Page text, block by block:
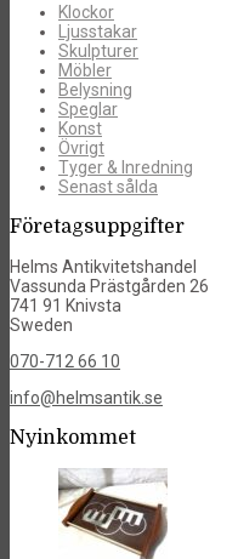
Klockor
Ljusstakar
Skulpturer
Möbler
Belysning
Speglar
Konst
Övrigt
Tyger & Inredning
Senast sålda
Företagsuppgifter
Helms Antikvitetshandel
Vassunda Prästgården 26
741 91 Knivsta
Sweden
070-712 66 10
info@helmsantik.se
Nyinkommet